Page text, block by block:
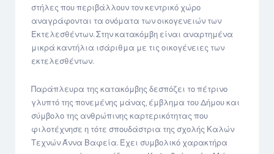
στήλες που περιβάλλουν τον κεντρικό χώρο
αναγράφονται τα ονόματα των οικογενειών των
Εκτελεσθέντων. Στην κατακόμβη είναι αναρτημένα
μικρά καντήλια ισάριθμα με τις οικογένειες των
εκτελεσθέντων.
Παράπλευρα της κατακόμβης δεσπόζει το πέτρινο
γλυπτό της πονεμένης μάνας, έμβλημα του Δήμου και
σύμβολο της ανθρώπινης καρτερικότητας που
φιλοτέχνησε η τότε σπουδάστρια της σχολής Καλών
Τεχνών Άννα Βαφεία. Έχει συμβολικό χαρακτήρα